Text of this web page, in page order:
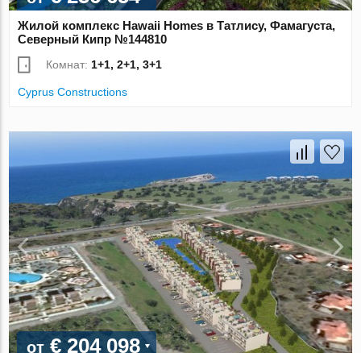
Жилой комплекс Hawaii Homes в Татлису, Фамагуста,
Северный Кипр №144810
Комнат: 1+1, 2+1, 3+1
Cyprus Constructions
от € 204 098